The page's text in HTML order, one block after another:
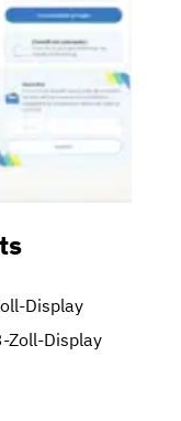
Display
Zoll-Display